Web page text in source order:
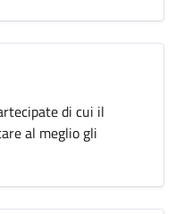
di cui il
al meglio gli